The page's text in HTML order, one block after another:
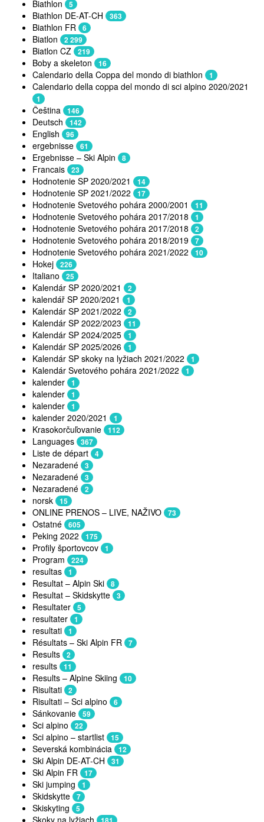
Biathlon 5
Biathlon DE-AT-CH 363
Biathlon FR 6
Biatlon 2 299
Biatlon CZ 219
Boby a skeleton 16
Calendario della Coppa del mondo di biathlon 1
Calendario della coppa del mondo di sci alpino 2020/2021
1
Čeština 146
Deutsch 142
English 96
ergebnisse 61
Ergebnisse – Ski Alpin 8
Francais 23
Hodnotenie SP 2020/2021 14
Hodnotenie SP 2021/2022 17
Hodnotenie Svetového pohára 2000/2001 11
Hodnotenie Svetového pohára 2017/2018 1
Hodnotenie Svetového pohára 2017/2018 2
Hodnotenie Svetového pohára 2018/2019 7
Hodnotenie Svetového pohára 2021/2022 10
Hokej 226
Italiano 25
Kalendár SP 2020/2021 2
kalendář SP 2020/2021 1
Kalendár SP 2021/2022 2
Kalendár SP 2022/2023 11
Kalendár SP 2024/2025 1
Kalendár SP 2025/2026 1
Kalendár SP skoky na lyžiach 2021/2022 1
Kalendár Svetového pohára 2021/2022 1
kalender 1
kalender 1
kalender 1
kalender 2020/2021 1
Krasokorčuľovanie 112
Languages 367
Liste de départ 4
Nezaradené 3
Nezaradené 3
Nezaradené 2
norsk 15
ONLINE PRENOS – LIVE, NAŽIVO 73
Ostatné 605
Peking 2022 175
Profily športovcov 1
Program 224
resultas 1
Resultat – Alpin Ski 8
Resultat – Skidskytte 3
Resultater 5
resultater 1
resultati 1
Résultats – Ski Alpin FR 7
Results 2
results 11
Results – Alpine Skiing 10
Risultati 2
Risultati – Sci alpino 6
Sánkovanie 59
Sci alpino 22
Sci alpino – startlist 15
Severská kombinácia 12
Ski Alpin DE-AT-CH 31
Ski Alpin FR 17
Ski jumping 1
Skidskytte 7
Skiskyting 5